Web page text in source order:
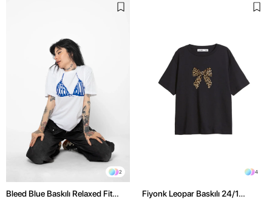
2
Bleed Blue Baskılı Relaxed Fit
4
Fiyonk Leopar Baskılı 24/1